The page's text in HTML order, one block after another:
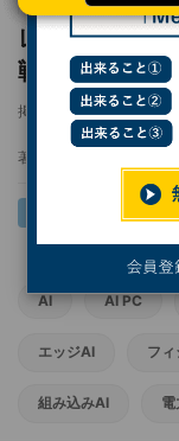
レノボ・ジャ
戦略とは - 檜
掲載日 2026/06/09
著者：
AI AI PC
エッジAI フ
組み込みAI 電